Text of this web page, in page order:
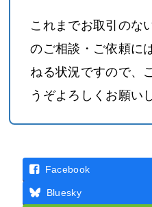
これまでお取引のな
のご相談・ご依頼に
ねる状況ですので、
うぞよろしくお願い
Facebook
Bluesky